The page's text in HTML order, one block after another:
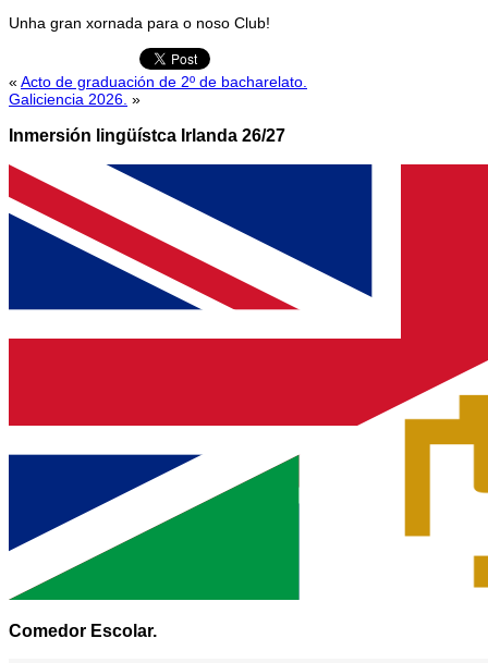
Unha gran xornada para o noso Club!
« Acto de graduación de 2º de bacharelato.
Galiciencia 2026. »
Inmersión lingüístca Irlanda 26/27
Comedor Escolar.